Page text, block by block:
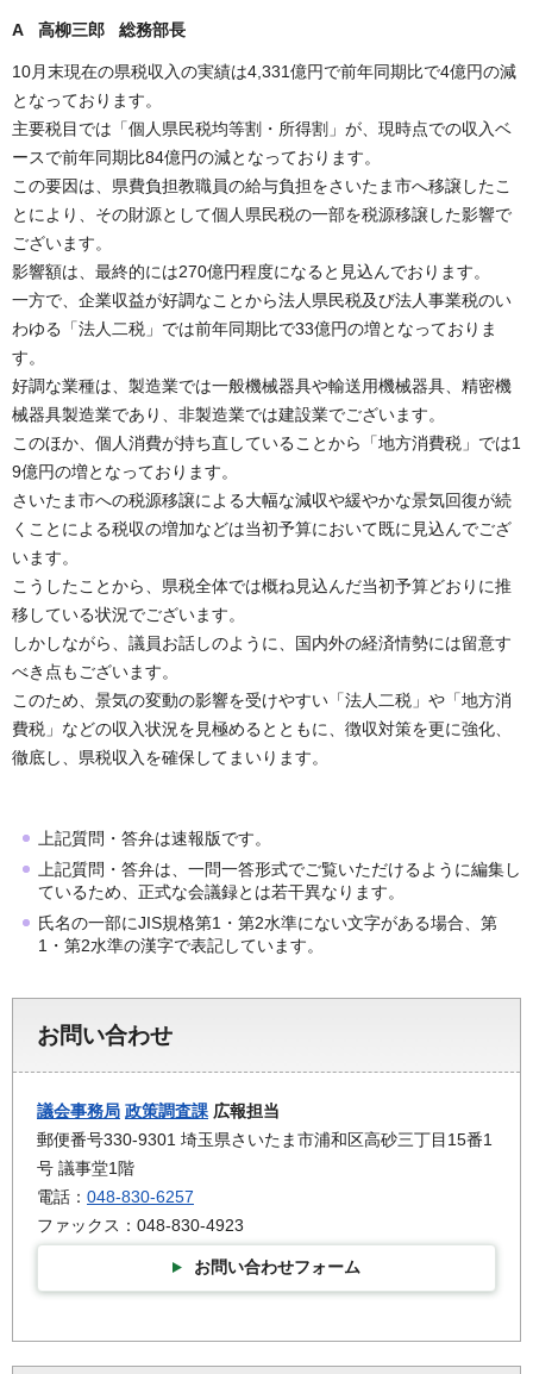
A 高柳三郎 総務部長
10月末現在の県税収入の実績は4,331億円で前年同期比で4億円の減
となっております。
主要税目では「個人県民税均等割・所得割」が、現時点での収入ベ
ースで前年同期比84億円の減となっております。
この要因は、県費負担教職員の給与負担をさいたま市へ移譲したこ
とにより、その財源として個人県民税の一部を税源移譲した影響で
ございます。
影響額は、最終的には270億円程度になると見込んでおります。
一方で、企業収益が好調なことから法人県民税及び法人事業税のい
わゆる「法人二税」では前年同期比で33億円の増となっておりま
す。
好調な業種は、製造業では一般機械器具や輸送用機械器具、精密機
械器具製造業であり、非製造業では建設業でございます。
このほか、個人消費が持ち直していることから「地方消費税」では1
9億円の増となっております。
さいたま市への税源移譲による大幅な減収や緩やかな景気回復が続
くことによる税収の増加などは当初予算において既に見込んでござ
います。
こうしたことから、県税全体では概ね見込んだ当初予算どおりに推
移している状況でございます。
しかしながら、議員お話しのように、国内外の経済情勢には留意す
べき点もございます。
このため、景気の変動の影響を受けやすい「法人二税」や「地方消
費税」などの収入状況を見極めるとともに、徴収対策を更に強化、
徹底し、県税収入を確保してまいります。
上記質問・答弁は速報版です。
上記質問・答弁は、一問一答形式でご覧いただけるように編集し
ているため、正式な会議録とは若干異なります。
氏名の一部にJIS規格第1・第2水準にない文字がある場合、第
1・第2水準の漢字で表記しています。
お問い合わせ
議会事務局 政策調査課 広報担当
郵便番号330-9301 埼玉県さいたま市浦和区高砂三丁目15番1
号 議事堂1階
電話： 048-830-6257
ファックス：048-830-4923
お問い合わせフォーム